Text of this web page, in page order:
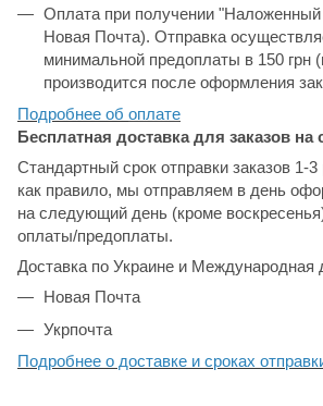
Оплата при получении "Наложенный
Новая Почта). Отправка
минимальной предоплаты в 150 грн
производится после оформления
Подробнее об оплате
Бесплатная доставка для заказов на
Стандартный срок отправки заказов 1-
как правило, мы отправляем в день
на следующий день (кроме
оплаты/предоплаты.
Доставка по Украине и Международная
Новая Почта
Укрпочта
Подробнее о доставке и сроках